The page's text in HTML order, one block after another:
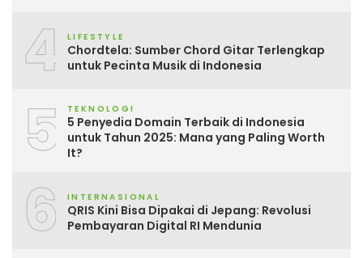
4 LIFESTYLE
Chordtela: Sumber Chord Gitar Terlengkap
untuk Pecinta Musik di Indonesia
5 TEKNOLOGI
5 Penyedia Domain Terbaik di Indonesia
untuk Tahun 2025: Mana yang Paling Worth
It?
6 INTERNASIONAL
QRIS Kini Bisa Dipakai di Jepang: Revolusi
Pembayaran Digital RI Mendunia